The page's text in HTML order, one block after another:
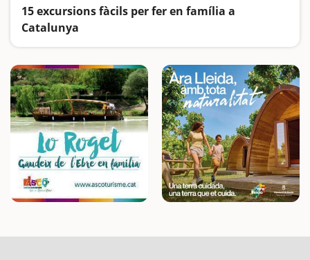
15 excursions fàcils per fer en família a
Catalunya